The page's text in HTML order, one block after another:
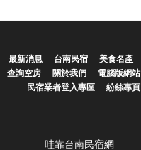
最新消息 台南民宿 美食名產
查詢空房 關於我們 電腦版網站
民宿業者登入專區
紛絲專頁
哇靠台南民宿網